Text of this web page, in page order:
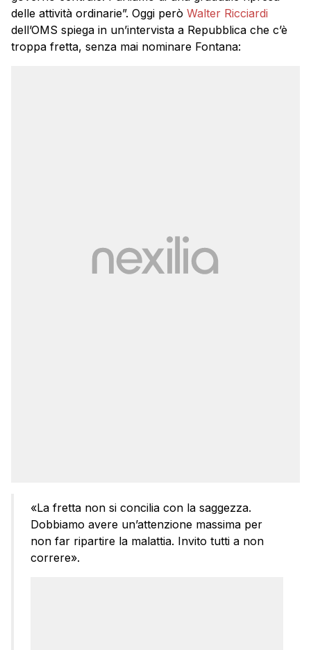
delle attività ordinarie”. Oggi però Walter Ricciardi
dell’OMS spiega in un’intervista a Repubblica che c’è
troppa fretta, senza mai nominare Fontana:
«La fretta non si concilia con la saggezza.
Dobbiamo avere un’attenzione massima per
non far ripartire la malattia. Invito tutti a non
correre».